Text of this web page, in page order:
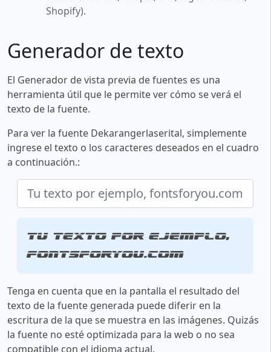
Shopify).
Generador de texto
El Generador de vista previa de fuentes es una
herramienta útil que le permite ver cómo se verá el
texto de la fuente.
Para ver la fuente Dekarangerlaserital, simplemente
ingrese el texto o los caracteres deseados en el cuadro
a continuación.:
Tu texto por ejemplo,
fontsforyou.com
Tenga en cuenta que en la pantalla el resultado del
texto de la fuente generada puede diferir en la
escritura de la que se muestra en las imágenes. Quizás
la fuente no esté optimizada para la web o no sea
compatible con el idioma actual.